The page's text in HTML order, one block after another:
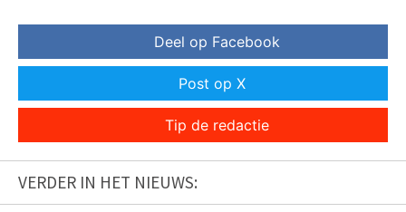
Deel op Facebook
Post op X
Tip de redactie
VERDER IN HET NIEUWS: